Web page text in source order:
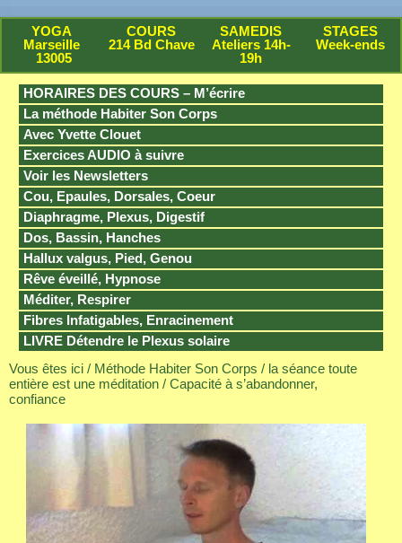
YOGA
Marseille
13005
COURS
214 Bd Chave
SAMEDIS
Ateliers 14h-
19h
STAGES
Week-ends
HORAIRES DES COURS – M’écrire
La méthode Habiter Son Corps
Avec Yvette Clouet
Exercices AUDIO à suivre
Voir les Newsletters
Cou, Epaules, Dorsales, Coeur
Diaphragme, Plexus, Digestif
Dos, Bassin, Hanches
Hallux valgus, Pied, Genou
Rêve éveillé, Hypnose
Méditer, Respirer
Fibres Infatigables, Enracinement
LIVRE Détendre le Plexus solaire
Vous êtes ici / Méthode Habiter Son Corps / la séance toute
entière est une méditation / Capacité à s’abandonner,
confiance